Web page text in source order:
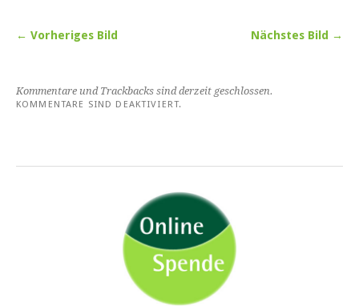
← Vorheriges Bild Nächstes Bild →
Kommentare und Trackbacks sind derzeit geschlossen.
KOMMENTARE SIND DEAKTIVIERT.